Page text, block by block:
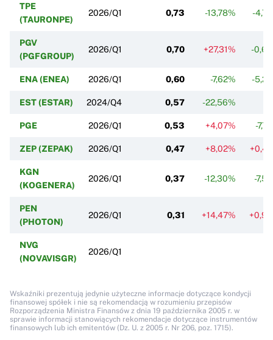
TPE
(TAURONPE)
2026/Q1 0,73 -13,78% -
PGV
(PGFGROUP)
2026/Q1 0,70 +27,31% -
ENA (ENEA) 2026/Q1 0,60 -7,62% -
EST (ESTAR) 2024/Q4 0,57 -22,56%
PGE 2026/Q1 0,53 +4,07% -
ZEP (ZEPAK) 2026/Q1 0,47 +8,02%
KGN
(KOGENERA)
2026/Q1 0,37 -12,30% -
PEN
(PHOTON)
2026/Q1 0,31 +14,47%
NVG
(NOVAVISGR)
2026/Q1
Wskaźniki prezentują jedynie użyteczne informacje dotyczące kondycji
finansowej spółek i nie są rekomendacją w rozumieniu przepisów
Rozporządzenia Ministra Finansów z dnia 19 października 2005 r. w
sprawie informacji stanowiących rekomendacje dotyczące instrumentów
finansowych lub ich emitentów (Dz. U. z 2005 r. Nr 206, poz. 1715).